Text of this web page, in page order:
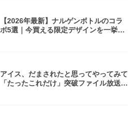
【2026年最新】ナルゲンボトルのコラ
ボ5選｜今買える限定デザインを一挙紹
アイス、だまされたと思ってやってみて
「たったこれだけ」突破ファイル放送で